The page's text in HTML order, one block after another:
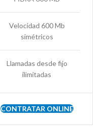
Velocidad 600 Mb
simétricos
Llamadas desde fijo
ilimitadas
CONTRATAR ONLINE